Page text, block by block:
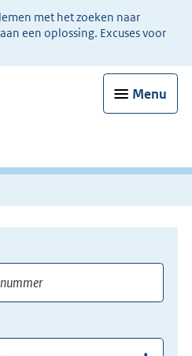
met het zoeken naar
een oplossing. Excuses voor
Menu